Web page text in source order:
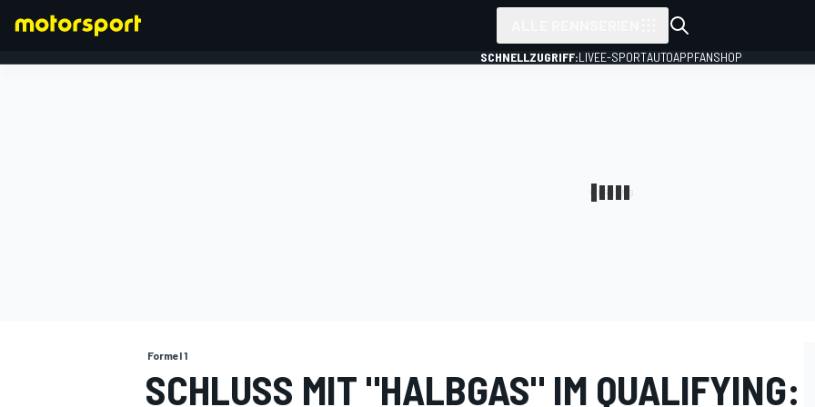
SCHNELLZUGRIFF:LIVEE-SPORTAUTOAPPFANSHOP
Formel 1
SCHLUSS MIT "HALBGAS" IM QUALIFYING: